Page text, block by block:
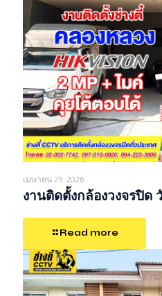
เมษายน 29, 2026
งานติดตั้งกล้องวงจรปิด
Read more